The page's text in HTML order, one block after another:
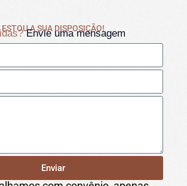
ESTOU A SUA DISPOSIÇÃO!
Envie uma mensagem
Enviar